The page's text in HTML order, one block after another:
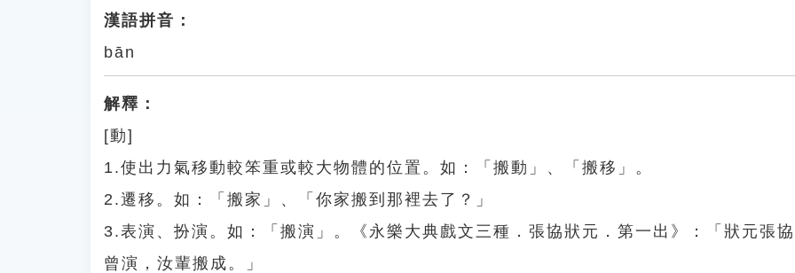
漢語拼音：
bān
解釋：
[動]
1.使出力氣移動較笨重或較大物體的位置。如：「搬動」、「搬移」。
2.遷移。如：「搬家」、「你家搬到那裡去了？」
3.表演、扮演。如：「搬演」。《永樂大典戲文三種．張協狀元．第一出》：「狀元張
曾演，汝輩搬成。」